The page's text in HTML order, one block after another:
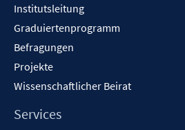
Institutsleitung
Graduiertenprogramm
Befragungen
Projekte
Wissenschaftlicher Beirat
Services